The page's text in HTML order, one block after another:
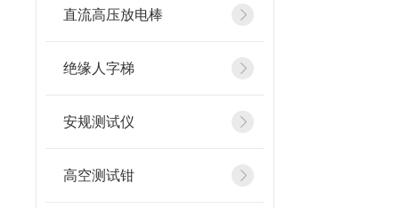
直流高压放电棒
绝缘人字梯
安规测试仪
高空测试钳